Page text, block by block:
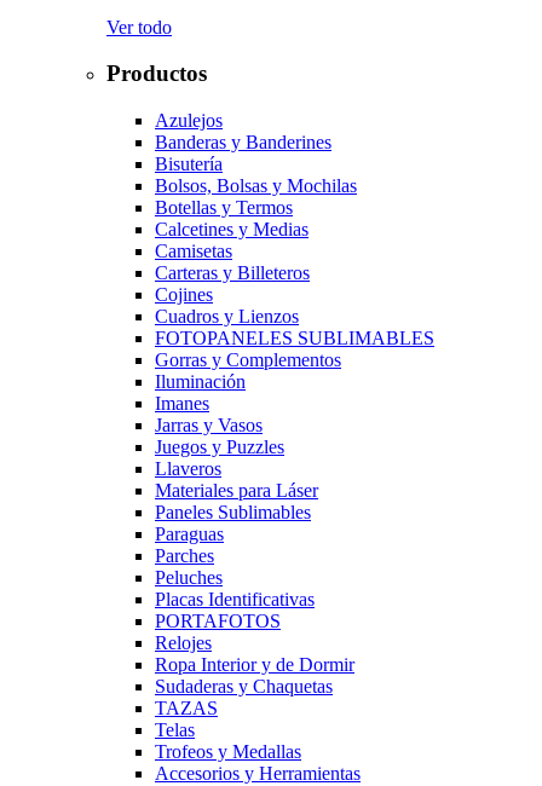
Ver todo
Productos
Azulejos
Banderas y Banderines
Bisutería
Bolsos, Bolsas y Mochilas
Botellas y Termos
Calcetines y Medias
Camisetas
Carteras y Billeteros
Cojines
Cuadros y Lienzos
FOTOPANELES SUBLIMABLES
Gorras y Complementos
Iluminación
Imanes
Jarras y Vasos
Juegos y Puzzles
Llaveros
Materiales para Láser
Paneles Sublimables
Paraguas
Parches
Peluches
Placas Identificativas
PORTAFOTOS
Relojes
Ropa Interior y de Dormir
Sudaderas y Chaquetas
TAZAS
Telas
Trofeos y Medallas
Accesorios y Herramientas